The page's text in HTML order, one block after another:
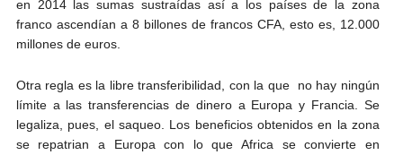
en 2014 las sumas sustraídas así a los países de la zona
franco ascendían a 8 billones de francos CFA, esto es, 12.000
millones de euros.
Otra regla es la libre transferibilidad, con la que no hay ningún
límite a las transferencias de dinero a Europa y Francia. Se
legaliza, pues, el saqueo. Los beneficios obtenidos en la zona
se repatrian a Europa con lo que Africa se convierte en